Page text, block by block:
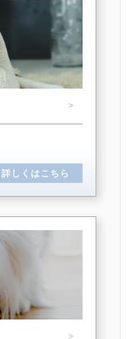
＞
詳しくはこちら
＞